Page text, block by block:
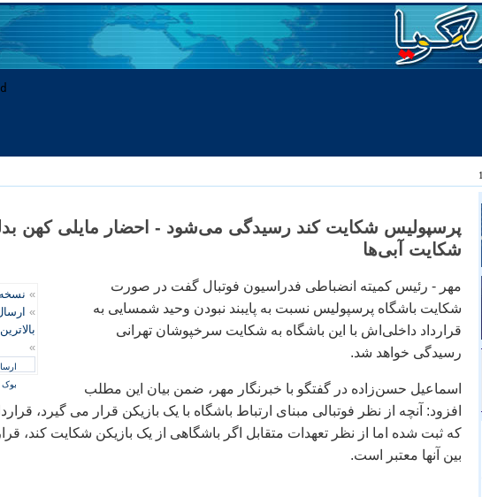
پرسپولیس شکایت کند رسیدگی می‌شود - احضار مایلی کهن
شکایت آبی‌ها
»
»
بالاترین
»
بوک
مهر - رئیس کمیته انضباطی فدراسیون فوتبال گفت در صورت
شکایت باشگاه پرسپولیس نسبت به پایبند نبودن وحید شمسایی به
قرارداد داخلی‌اش با این باشگاه به شکایت سرخپوشان تهرانی
رسیدگی خواهد شد.
اسماعیل حسن‌زاده در گفتگو با خبرنگار مهر، ضمن بیان این مطلب
افزود: آنچه از نظر فوتبالی مبنای ارتباط باشگاه با یک بازیکن قرار می گیرد،
که ثبت شده اما از نظر تعهدات متقابل اگر باشگاهی از یک بازیکن شکایت کند،
بین آنها معتبر است.